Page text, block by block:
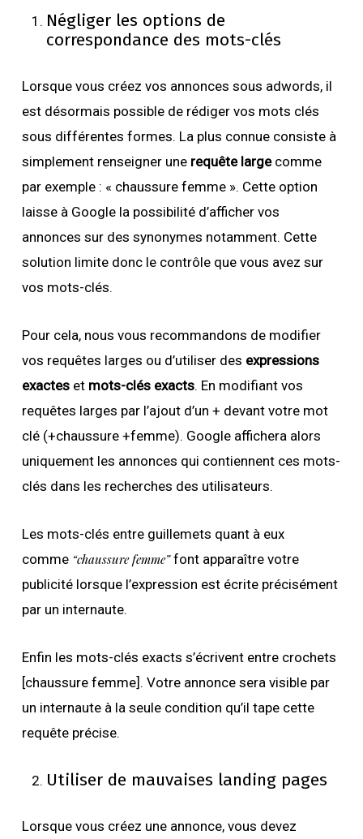
Négliger les options de
correspondance des mots-clés
Lorsque vous créez vos annonces sous adwords, il
est désormais possible de rédiger vos mots clés
sous différentes formes. La plus connue consiste à
simplement renseigner une requête largecomme
par exemple : « chaussure femme ». Cette option
laisse à Google la possibilité d’afficher vos
annonces sur des synonymes notamment. Cette
solution limite donc le contrôle que vous avez sur
vos mots-clés.
Pour cela, nous vous recommandons de modifier
vos requêtes larges ou d’utiliser des expressions
exacteset mots-clés exacts. En modifiant vos
requêtes larges par l’ajout d’un + devant votre mot
clé (+chaussure +femme). Google affichera alors
uniquement les annonces qui contiennent ces mots-
clés dans les recherches des utilisateurs.
Les mots-clés entre guillemets quant à eux
comme “chaussure femme”font apparaître votre
publicité lorsque l’expression est écrite précisément
par un internaute.
Enfin les mots-clés exacts s’écrivent entre crochets
[chaussure femme]. Votre annonce sera visible par
un internaute à la seule condition qu’il tape cette
requête précise.
Utiliser de mauvaises landing pages
Lorsque vous créez une annonce, vous devez